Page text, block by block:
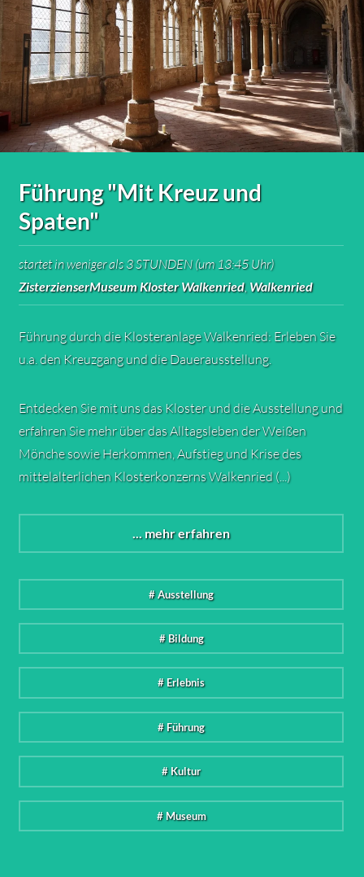
Führung "Mit Kreuz und
Spaten"
startet in weniger als 3 STUNDEN (um 13:45 Uhr)
ZisterzienserMuseum Kloster Walkenried, Walkenried
Führung durch die Klosteranlage Walkenried: Erleben Sie
u.a. den Kreuzgang und die Dauerausstellung.
Entdecken Sie mit uns das Kloster und die Ausstellung und
erfahren Sie mehr über das Alltagsleben der Weißen
Mönche sowie Herkommen, Aufstieg und Krise des
mittelalterlichen Klosterkonzerns Walkenried (...)
... mehr erfahren
# Ausstellung
# Bildung
# Erlebnis
# Führung
# Kultur
# Museum